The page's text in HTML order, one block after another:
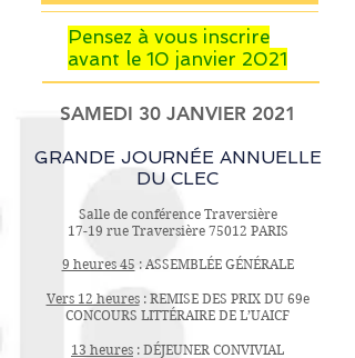
Pensez à vous inscrire
avant le 10 janvier 2021
SAMEDI 30 JANVIER 2021
GRANDE JOURNÉE ANNUELLE
DU CLEC
Salle de conférence Traversière
17-19 rue Traversière 75012 PARIS
9 heures 45 : ASSEMBLÉE GÉNÉRALE
Vers 12 heures: REMISE DES PRIX DU 69e
CONCOURS LITTÉRAIRE DE L’UAICF
13 heures : DÉJEUNER CONVIVIAL